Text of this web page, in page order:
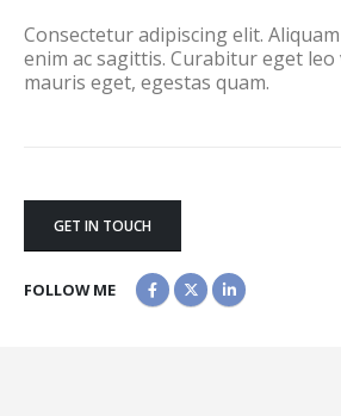
Consectetur adipiscing elit.
enim ac sagittis. Curabitur eget
mauris eget, egestas quam.
GET IN TOUCH
FOLLOW ME